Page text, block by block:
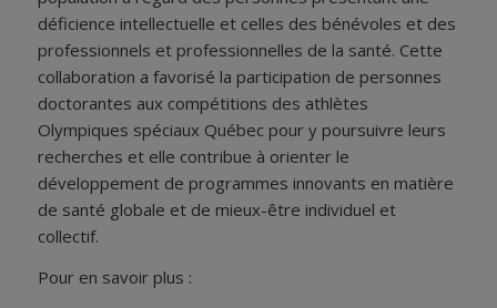
déficience intellectuelle et celles des bénévoles et des
professionnels et professionnelles de la santé. Cette
collaboration a favorisé la participation de personnes
doctorantes aux compétitions des athlètes
Olympiques spéciaux Québec pour y poursuivre leurs
recherches et elle contribue à orienter le
développement de programmes innovants en matière
de santé globale et de mieux-être individuel et
collectif.
Pour en savoir plus :